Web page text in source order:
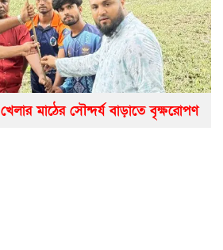
খেলার মাঠের সৌন্দর্য বাড়াতে বৃক্ষরোপণ